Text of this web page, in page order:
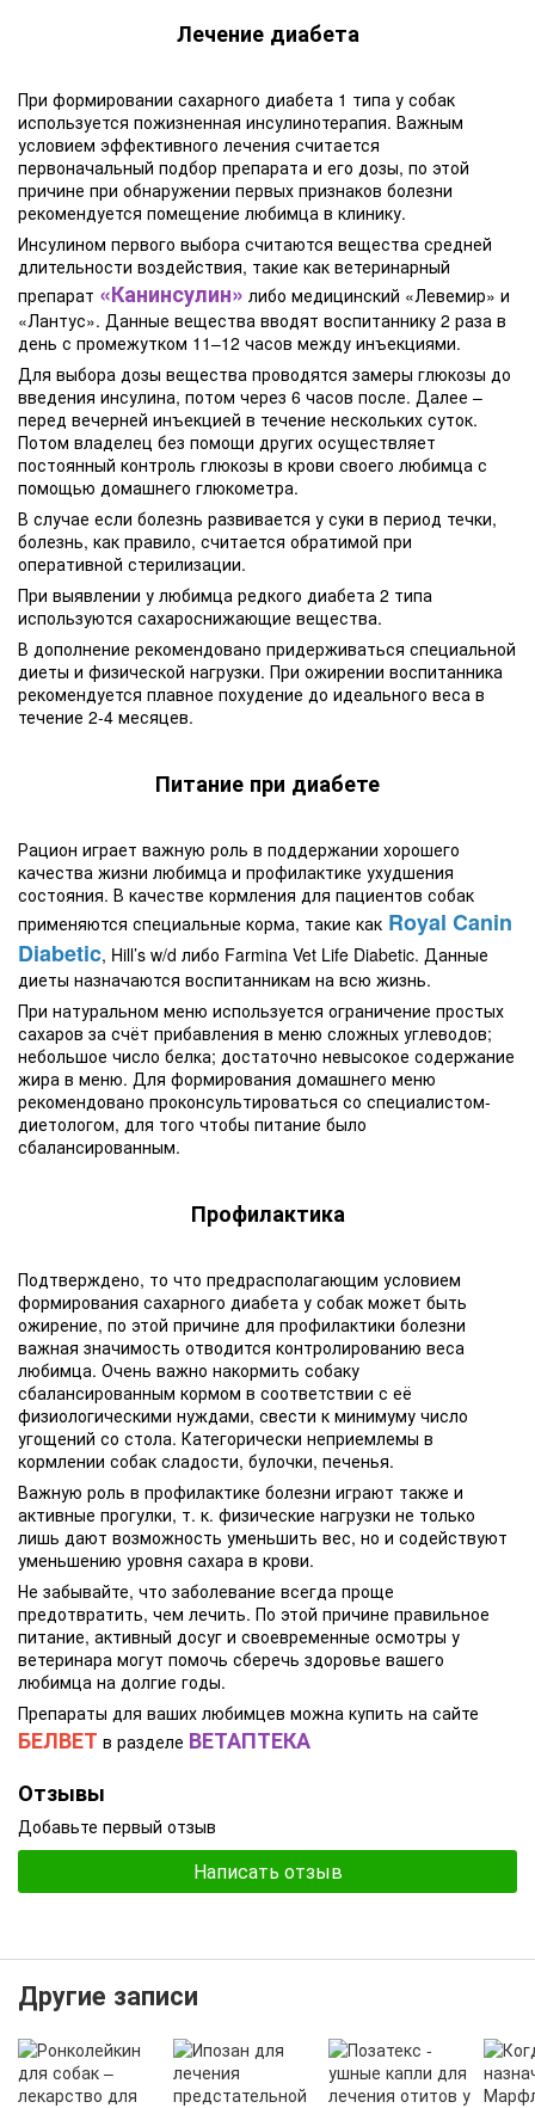
Лечение диабета
При формировании сахарного диабета 1 типа у собак
используется пожизненная инсулинотерапия. Важным
условием эффективного лечения считается
первоначальный подбор препарата и его дозы, по этой
причине при обнаружении первых признаков болезни
рекомендуется помещение любимца в клинику.
Инсулином первого выбора считаются вещества средней
длительности воздействия, такие как ветеринарный
препарат «Канинсулин» либо медицинский «Левемир» и
«Лантус». Данные вещества вводят воспитаннику 2 раза в
день с промежутком 11–12 часов между инъекциями.
Для выбора дозы вещества проводятся замеры глюкозы до
введения инсулина, потом через 6 часов после. Далее –
перед вечерней инъекцией в течение нескольких суток.
Потом владелец без помощи других осуществляет
постоянный контроль глюкозы в крови своего любимца с
помощью домашнего глюкометра.
В случае если болезнь развивается у суки в период течки,
болезнь, как правило, считается обратимой при
оперативной стерилизации.
При выявлении у любимца редкого диабета 2 типа
используются сахароснижающие вещества.
В дополнение рекомендовано придерживаться специальной
диеты и физической нагрузки. При ожирении воспитанника
рекомендуется плавное похудение до идеального веса в
течение 2-4 месяцев.
Питание при диабете
Рацион играет важную роль в поддержании хорошего
качества жизни любимца и профилактике ухудшения
состояния. В качестве кормления для пациентов собак
применяются специальные корма, такие как Royal Canin
Diabetic, Hill’s w/d либо Farmina Vet Life Diabetic. Данные
диеты назначаются воспитанникам на всю жизнь.
При натуральном меню используется ограничение простых
сахаров за счёт прибавления в меню сложных углеводов;
небольшое число белка; достаточно невысокое содержание
жира в меню. Для формирования домашнего меню
рекомендовано проконсультироваться со специалистом-
диетологом, для того чтобы питание было
сбалансированным.
Профилактика
Подтверждено, то что предрасполагающим условием
формирования сахарного диабета у собак может быть
ожирение, по этой причине для профилактики болезни
важная значимость отводится контролированию веса
любимца. Очень важно накормить собаку
сбалансированным кормом в соответствии с её
физиологическими нуждами, свести к минимуму число
угощений со стола. Категорически неприемлемы в
кормлении собак сладости, булочки, печенья.
Важную роль в профилактике болезни играют также и
активные прогулки, т. к. физические нагрузки не только
лишь дают возможность уменьшить вес, но и содействуют
уменьшению уровня сахара в крови.
Не забывайте, что заболевание всегда проще
предотвратить, чем лечить. По этой причине правильное
питание, активный досуг и своевременные осмотры у
ветеринара могут помочь сберечь здоровье вашего
любимца на долгие годы.
Препараты для ваших любимцев можна купить на сайте
БЕЛВЕТ в разделе ВЕТАПТЕКА
Отзывы
Добавьте первый отзыв
Написать отзыв
Другие записи